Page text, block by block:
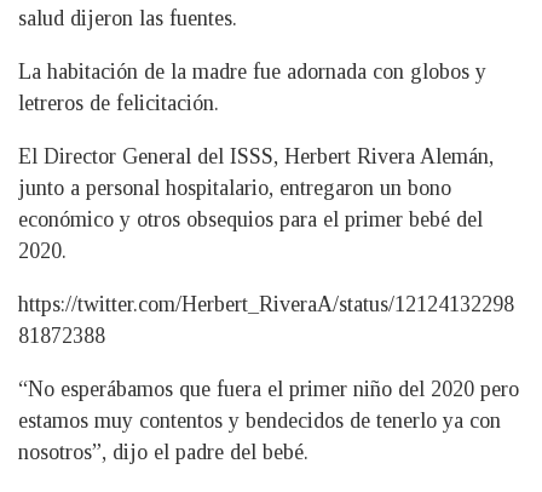
salud dijeron las fuentes.
La habitación de la madre fue adornada con globos y
letreros de felicitación.
El Director General del ISSS, Herbert Rivera Alemán,
junto a personal hospitalario, entregaron un bono
económico y otros obsequios para el primer bebé del
2020.
https://twitter.com/Herbert_RiveraA/status/12124132298
81872388
“No esperábamos que fuera el primer niño del 2020 pero
estamos muy contentos y bendecidos de tenerlo ya con
nosotros”, dijo el padre del bebé.